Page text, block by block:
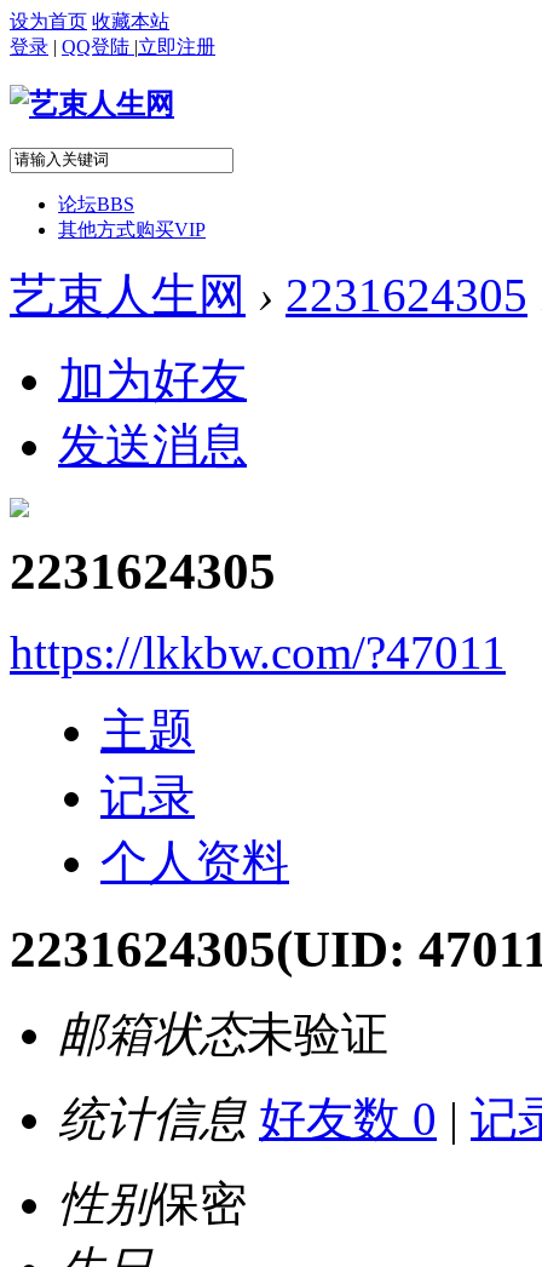
设为首页 收藏本站
登录 | QQ登陆 |立即注册
论坛BBS
其他方式购买VIP
艺束人生网 › 2231624305
加为好友
发送消息
2231624305
https://lkkbw.com/?47011
主题
记录
个人资料
2231624305(UID:
邮箱状态未验证
统计信息 好友数 0 | 记
性别保密